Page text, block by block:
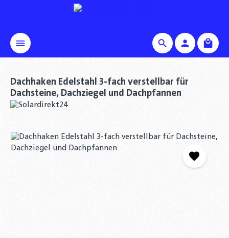
Dachhaken Edelstahl 3-fach verstellbar für
Dachsteine, Dachziegel und Dachpfannen
Bildergalerie überspringen